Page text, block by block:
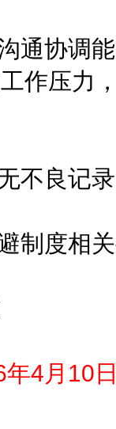
协调能
作压力
良记
度相关
4月10